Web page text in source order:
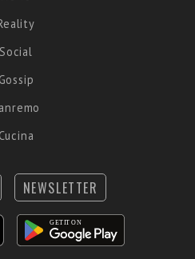
Social
Gossip
Cucina
NEWSLETTER